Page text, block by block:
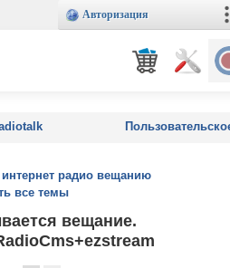
Авторизация
радио вещанию
все темы
вещание.